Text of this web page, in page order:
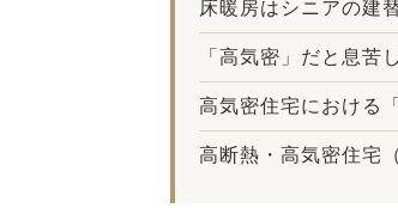
床暖房はシニアの建
「高気密」だと息苦
高気密住宅における
高断熱・高気密住宅